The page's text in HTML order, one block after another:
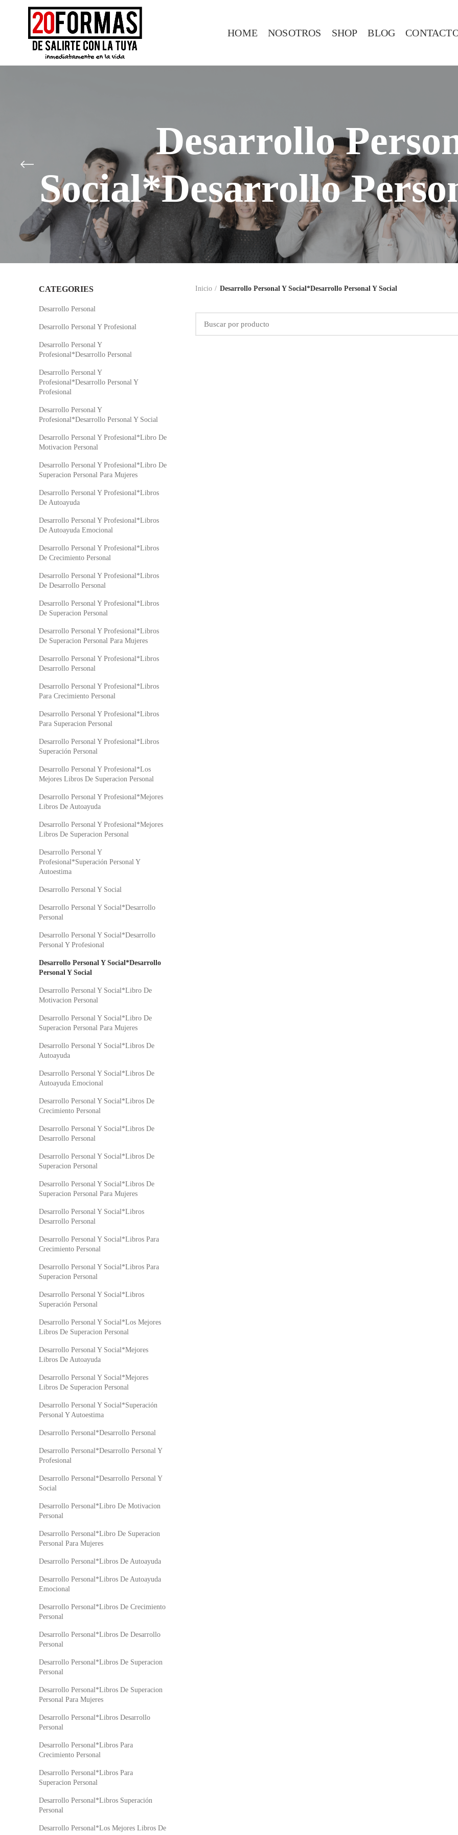
HOME NOSOTROS SHOP BLOG
Desarrollo
Social*Desarrollo
Inicio Desarrollo Personal Y Social*Desarrollo Personal Y Social
CATEGORIES
Desarrollo Personal
Desarrollo Personal Y Profesional
Desarrollo Personal Y
Profesional*Desarrollo Personal
Desarrollo Personal Y
Profesional*Desarrollo Personal Y
Profesional
Desarrollo Personal Y
Profesional*Desarrollo Personal Y Social
Desarrollo Personal Y Profesional*Libro De
Motivacion Personal
Desarrollo Personal Y Profesional*Libro De
Superacion Personal Para Mujeres
Desarrollo Personal Y Profesional*Libros
De Autoayuda
Desarrollo Personal Y Profesional*Libros
De Autoayuda Emocional
Desarrollo Personal Y Profesional*Libros
De Crecimiento Personal
Desarrollo Personal Y Profesional*Libros
De Desarrollo Personal
Desarrollo Personal Y Profesional*Libros
De Superacion Personal
Desarrollo Personal Y Profesional*Libros
De Superacion Personal Para Mujeres
Desarrollo Personal Y Profesional*Libros
Desarrollo Personal
Desarrollo Personal Y Profesional*Libros
Para Crecimiento Personal
Desarrollo Personal Y Profesional*Libros
Para Superacion Personal
Desarrollo Personal Y Profesional*Libros
Superación Personal
Desarrollo Personal Y Profesional*Los
Mejores Libros De Superacion Personal
Desarrollo Personal Y Profesional*Mejores
Libros De Autoayuda
Desarrollo Personal Y Profesional*Mejores
Libros De Superacion Personal
Desarrollo Personal Y
Profesional*Superación Personal Y
Autoestima
Desarrollo Personal Y Social
Desarrollo Personal Y Social*Desarrollo
Personal
Desarrollo Personal Y Social*Desarrollo
Personal Y Profesional
Desarrollo Personal Y Social*Desarrollo
Personal Y Social
Desarrollo Personal Y Social*Libro De
Motivacion Personal
Desarrollo Personal Y Social*Libro De
Superacion Personal Para Mujeres
Desarrollo Personal Y Social*Libros De
Autoayuda
Desarrollo Personal Y Social*Libros De
Autoayuda Emocional
Desarrollo Personal Y Social*Libros De
Crecimiento Personal
Desarrollo Personal Y Social*Libros De
Desarrollo Personal
Desarrollo Personal Y Social*Libros De
Superacion Personal
Desarrollo Personal Y Social*Libros De
Superacion Personal Para Mujeres
Desarrollo Personal Y Social*Libros
Desarrollo Personal
Desarrollo Personal Y Social*Libros Para
Crecimiento Personal
Desarrollo Personal Y Social*Libros Para
Superacion Personal
Desarrollo Personal Y Social*Libros
Superación Personal
Desarrollo Personal Y Social*Los Mejores
Libros De Superacion Personal
Desarrollo Personal Y Social*Mejores
Libros De Autoayuda
Desarrollo Personal Y Social*Mejores
Libros De Superacion Personal
Desarrollo Personal Y Social*Superación
Personal Y Autoestima
Desarrollo Personal*Desarrollo Personal
Desarrollo Personal*Desarrollo Personal Y
Profesional
Desarrollo Personal*Desarrollo Personal Y
Social
Desarrollo Personal*Libro De Motivacion
Personal
Desarrollo Personal*Libro De Superacion
Personal Para Mujeres
Desarrollo Personal*Libros De Autoayuda
Desarrollo Personal*Libros De Autoayuda
Emocional
Desarrollo Personal*Libros De Crecimiento
Personal
Desarrollo Personal*Libros De Desarrollo
Personal
Desarrollo Personal*Libros De Superacion
Personal
Desarrollo Personal*Libros De Superacion
Personal Para Mujeres
Desarrollo Personal*Libros Desarrollo
Personal
Desarrollo Personal*Libros Para
Crecimiento Personal
Desarrollo Personal*Libros Para
Superacion Personal
Desarrollo Personal*Libros Superación
Personal
Desarrollo Personal*Los Mejores Libros De